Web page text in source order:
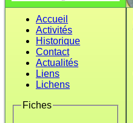
Accueil
Activités
Historique
Contact
Actualités
Liens
Lichens
Fiches